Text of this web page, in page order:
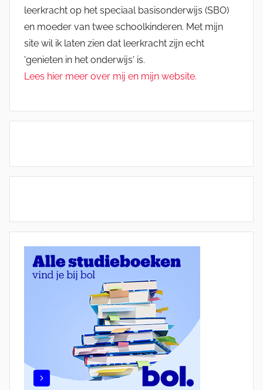
leerkracht op het speciaal basisonderwijs (SBO)
en moeder van twee schoolkinderen. Met mijn
site wil ik laten zien dat leerkracht zijn echt
'genieten in het onderwijs' is.
Lees hier meer over mij en mijn website.